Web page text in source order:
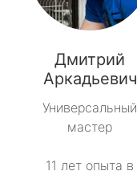
Дмитрий
Аркадьевич
Универсальный
мастер
11 лет опыта в